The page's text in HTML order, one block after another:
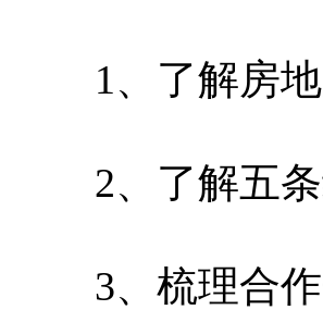
1、了解房地
2、了解五条
3、梳理合作